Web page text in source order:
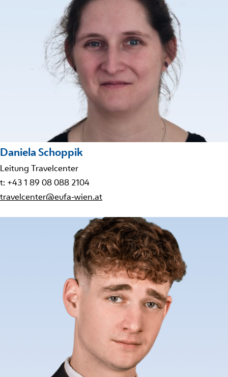
Daniela Schoppik
Leitung Travelcenter
t: +43 1 89 08 088 2104
travelcenter@eufa-wien.at